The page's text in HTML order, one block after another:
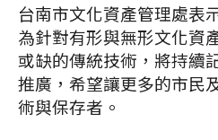
台南市文化資產管理處表
為針對有形與無形文化資
或缺的傳統技術，將持續
推廣，希望讓更多的市民
術與保存者。